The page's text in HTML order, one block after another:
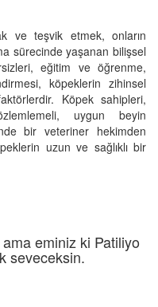
ve teşvik etmek, onların
sürecinde yaşanan bilişsel
eğitim ve öğrenme,
köpeklerin zihinsel
Köpek sahipleri,
uygun beyin
bir veteriner hekimden
uzun ve sağlıklı bir
eminiz ki Patiliyo
seveceksin.